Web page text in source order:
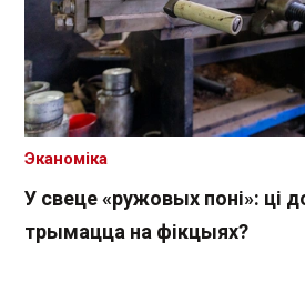
У свеце «ружовых поні»: ці
трымацца на фікцыях?
Эканоміка